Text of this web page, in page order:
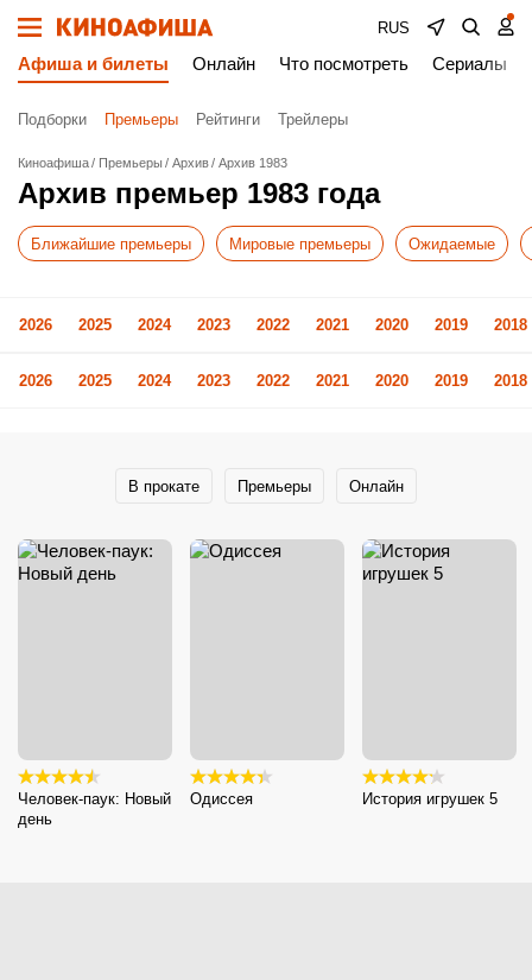
RUS
Афиша и билеты Онлайн Что посмотреть Сериалы
Подборки Премьеры Рейтинги Трейлеры
Киноафиша Премьеры Архив Архив 1983
Архив премьер 1983 года
Ближайшие премьеры Мировые премьеры Ожидаемые
2026 2025 2024 2023 2022 2021 2020 2019 2018
2026 2025 2024 2023 2022 2021 2020 2019 2018
В прокате Премьеры Онлайн
Человек-паук: Новый
день
Одиссея История игрушек 5